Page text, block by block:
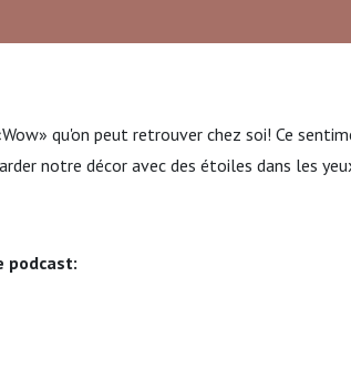
qu'on peut retrouver chez soi! Ce
notre décor avec des étoiles dans les
podcast: